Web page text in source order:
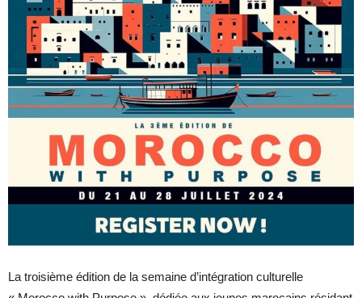
La troisième édition de la semaine d’intégration culturelle